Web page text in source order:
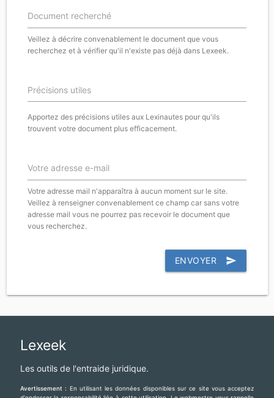
Document recherché
Veillez à décrire convenablement le document que vous
recherchez et à vérifier qu'il n'existe pas déjà dans Lexeek.
Précisions utiles
Apportez des précisions utiles aux Lexinautes pour qu'ils
trouvent votre document plus efficacement.
Votre adresse e-mail
Votre adresse mail n'apparaîtra à aucun moment sur le site.
Veillez à renseigner convenablement ce champ car sans votre
adresse mail vous ne pourrez pas recevoir le document que
vous recherchez.
ENVOYER send
Lexeek
Les outils de l'entraide juridique.
Avertissement : En utilisant les données disponibles sur ce site vous acceptez